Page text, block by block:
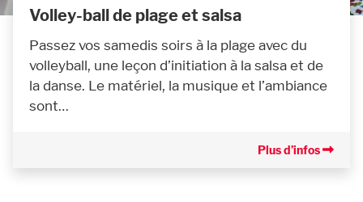
Volley-ball de plage et salsa
Passez vos samedis soirs à la plage avec du
volleyball, une leçon d’initiation à la salsa et de
la danse. Le matériel, la musique et l’ambiance
sont…
Plus d’infos